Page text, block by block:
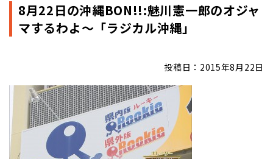
8月22日の沖縄BON!!:魅川憲一郎のオジャ
マするわよ～「ラジカル沖縄」
投稿日：2015年8月22日